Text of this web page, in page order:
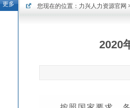
2020
您现在的位置： 力兴人力资源官网
更多